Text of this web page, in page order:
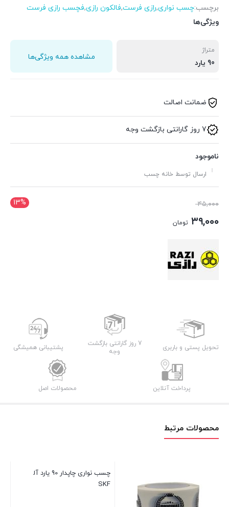
برچسب:چسب نواری,رازی فرست,فالکون رازی,فچسب رازی فرست
ویژگی‌ها
متراژ
90 یارد
مشاهده همه ویژگی‌ها
ضمانت اصالت
7 روز گارانتی بازگشت وجه
ناموجود
ارسال توسط خانه چسب
13% ۴۵,۰۰۰قیمت
اصلی:۳۹,۰۰۰ تومان
فعلی:
۳۹,۰۰۰ تومان.
تحویل پستی و باربری
7 روز گارانتی بازگشت
وجه
پشتیبانی همیشگی
پرداخت آنلاین محصولات اصل
محصولات مرتبط
چسب نواری چاپدار 90 یارد آلمانی
SKF